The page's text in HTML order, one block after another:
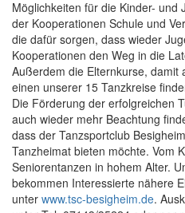
Möglichkeiten für die Kinder-
der Kooperationen Schule und
die dafür sorgen, dass wieder
Kooperationen den Weg in die
Außerdem die Elternkurse, damit
einen unserer 15 Tanzkreise
Die Förderung der erfolgreichen
auch wieder mehr Beachtung
dass der Tanzsportclub
Tanzheimat bieten möchte. Vom
Seniorentanzen in hohem Alter.
bekommen Interessierte nähere
unter www.tsc-besigheim.de.